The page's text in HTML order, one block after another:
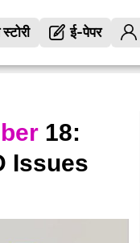
ई-पेपर
18:
Issues